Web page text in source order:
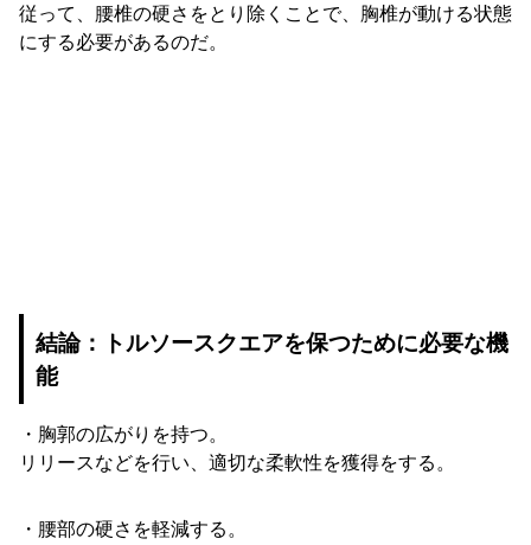
従って、腰椎の硬さをとり除くことで、胸椎が動ける状態
にする必要があるのだ。
結論：トルソースクエアを保つために必要な機
能
・胸郭の広がりを持つ。
リリースなどを行い、適切な柔軟性を獲得をする。
・腰部の硬さを軽減する。